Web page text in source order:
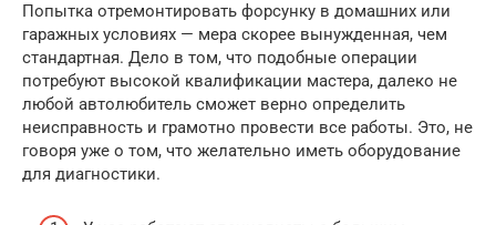
Попытка отремонтировать форсунку в домашних или
гаражных условиях — мера скорее вынужденная, чем
стандартная. Дело в том, что подобные операции
потребуют высокой квалификации мастера, далеко не
любой автолюбитель сможет верно определить
неисправность и грамотно провести все работы. Это, не
говоря уже о том, что желательно иметь оборудование
для диагностики.